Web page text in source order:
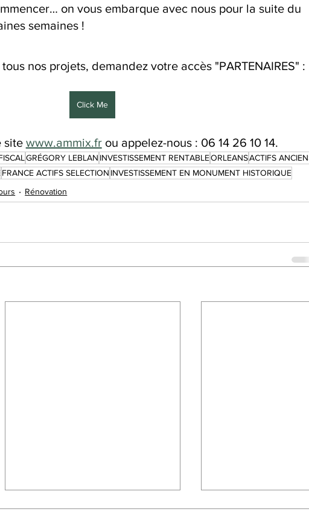
on vous embarque avec nous pour la suite du
semaines !
nos projets, demandez votre accès "PARTENAIRES" :
Click Me
site www.ammix.fr ou appelez-nous : 06 14 26 10 14.
GRÉGORY LEBLAN INVESTISSEMENT RENTABLEORLEANSACTIFS
FRANCE ACTIFS SELECTION INVESTISSEMENT EN MONUMENT HISTORIQUE
Rénovation